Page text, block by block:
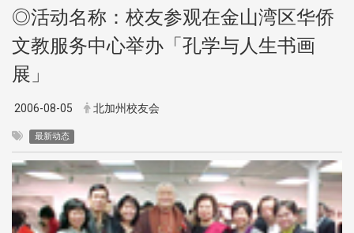
◎活动名称：校友参观在金山湾区华侨
文教服务中心举办「孔学与人生书画
展」
2006-08-05 北加州校友会
最新动态